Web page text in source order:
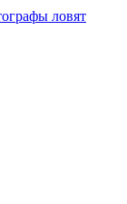
ловят